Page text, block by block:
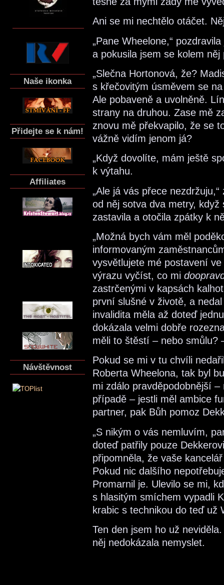
Naše ikonka
Přidejte se k nám!
Affiliates
Návštěvnost
Ani se mi nechtělo otáčet.
„Pane Wheelone,“
a pokusila jsem se kolem
„Slečna Hortonová, že?
s křečovitým úsměvem se
Ale pobaveně a uvolněně.
strany na druhou. Zase mě
znovu mě překvapilo, že se
vážně vidím jenom já?
„Když dovolíte, mám ještě
k výtahu.
„Ale já vás přece
od něj sotva dva metry,
zastavila a otočila zpátky k
„Možná bych vám měl
informovaným
vysvětlujete mé postavení
výrazu vyčíst, co mi
zastrčenými v kapsách
první slušné v životě, a
invalidita měla až doteď
dokázala velmi dobře
měli to štěstí – nebo smůlu?
Pokud se mi v tu chvíli
Roberta Wheelona, tak byl
mi zdálo pravděpodobnější
případě – jestli měl ambice
partner, pak Bůh pomoz
„S nikým o vás nemluvím,
doteď patřily pouze
připomněla, že vaše
Pokud nic dalšího
Promarnil je. Ulevilo se mi,
s hlasitým smíchem vypadli
krabic s technikou do teď už
Ten den jsem ho už
něj nedokázala nemyslet.